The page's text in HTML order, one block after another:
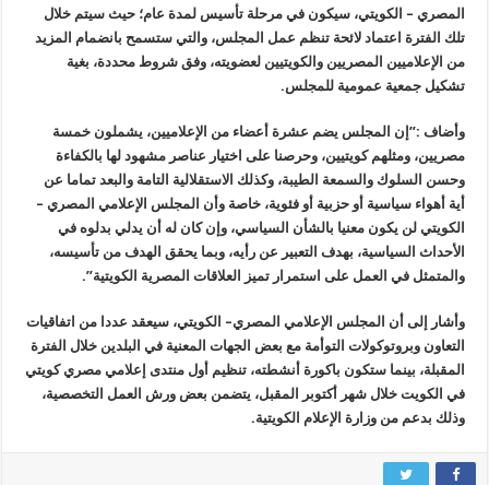
المصري – الكويتي، سيكون في مرحلة تأسيس لمدة عام؛ حيث سيتم خلال
تلك الفترة اعتماد لائحة تنظم عمل المجلس، والتي ستسمح بانضمام المزيد
من الإعلاميين المصريين والكويتيين لعضويته، وفق شروط محددة، بغية
تشكيل جمعية عمومية للمجلس.
وأضاف :”إن المجلس يضم عشرة أعضاء من الإعلاميين، يشملون خمسة
مصريين، ومثلهم كويتيين، وحرصنا على اختيار عناصر مشهود لها بالكفاءة
وحسن السلوك والسمعة الطيبة، وكذلك الاستقلالية التامة والبعد تماما عن
أية أهواء سياسية أو حزبية أو فئوية، خاصة وأن المجلس الإعلامي المصري –
الكويتي لن يكون معنيا بالشأن السياسي، وإن كان له أن يدلي بدلوه في
الأحداث السياسية، بهدف التعبير عن رأيه، وبما يحقق الهدف من تأسيسه،
والمتمثل في العمل على استمرار تميز العلاقات المصرية الكويتية”.
وأشار إلى أن المجلس الإعلامي المصري– الكويتي، سيعقد عددا من اتفاقيات
التعاون وبروتوكولات التوأمة مع بعض الجهات المعنية في البلدين خلال الفترة
المقبلة، بينما ستكون باكورة أنشطته، تنظيم أول منتدى إعلامي مصري كويتي
في الكويت خلال شهر أكتوبر المقبل، يتضمن بعض ورش العمل التخصصية،
وذلك بدعم من وزارة الإعلام الكويتية.